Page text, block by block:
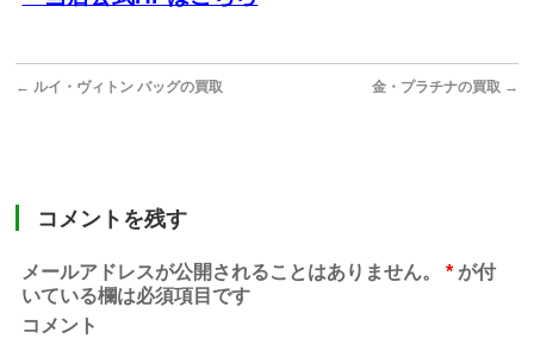
← ルイ・ヴィトン バッグの買取 金・プラチナの買取 →
コメントを残す
メールアドレスが公開されることはありません。 * が付
いている欄は必須項目です
コメント